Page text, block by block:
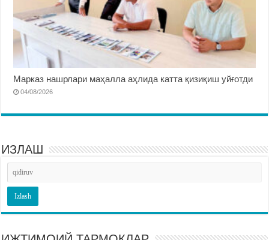
Марказ нашрлари маҳалла аҳлида катта қизиқиш уйғотди
04/08/2026
ИЗЛАШ